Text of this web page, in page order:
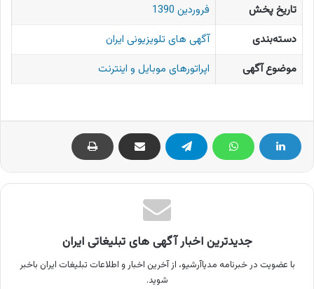
تاریخ پخش
فروردین 1390
دسته‌بندی
آگهی های تلویزیونی ایران
موضوع آگهی
اپراتورهای موبایل و اینترنت
جدیدترین اخبار آگهی های تبلیغاتی ایران
با عضویت در خبرنامه مدیاآرشیو، از آخرین اخبار و اطلاعات تبلیغات ایران باخبر
شوید.